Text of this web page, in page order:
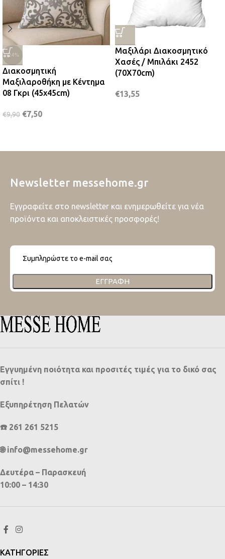
-24%
Διακοσμητική
Μαξιλαροθήκη με Κέντημα
08 Γκρι (45x45cm)
€9,90 €7,50
Μαξιλάρι Διακοσμητικό
Χασές / Μπιλάκι 2452
(70Χ70cm)
€13,55
Newsletter messehome.gr
Εγγραφείτε στο newsletter και ενημερωθείτε για νέα
προϊόντα και αποκλειστικές προσφορές!
ΕΓΓΡΑΦΉ
Εγγυημένη ποιότητα και προσιτές τιμές για το δικό σας
σπίτι !
Εξυπηρέτηση Πελατών
☎️ 261 261 5215
🌐 info@messehome.gr
Δευτέρα – Παρασκευή
10:00 – 14:30
ΚΑΤΗΓΟΡΙΕΣ